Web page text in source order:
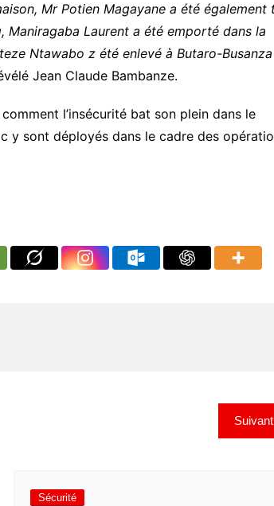
Mr Potien Magayane a été également
Maniragaba Laurent a été emporté dans la
Ntawabo z été enlevé à Butaro-
Jean Claude Bambanze.
l’insécurité bat son plein dans le
y sont déployés dans le cadre des
Suivant
Sécurité